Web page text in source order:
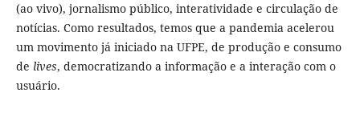
(ao vivo), jornalismo público, interatividade e circulação de
notícias. Como resultados, temos que a pandemia acelerou
um movimento já iniciado na UFPE, de produção e consumo
de lives, democratizando a informação e a interação com o
usuário.